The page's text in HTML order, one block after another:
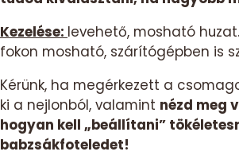
Kezelése: levehető, mosható
fokon mosható, szárítógépben is
Kérünk, ha megérkezett a
ki a nejlonból, valamint nézd meg
hogyan kell „beállítani”
babzsákfoteledet!